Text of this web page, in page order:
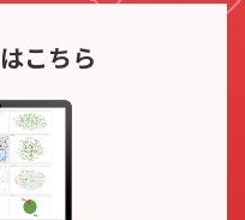
はこちら